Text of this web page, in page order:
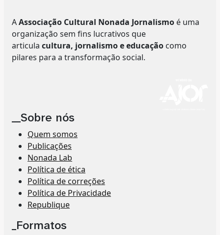
AAssociação Cultural Nonada Jornalismo é uma
organização sem fins lucrativos que
articula cultura, jornalismo e educação como
pilares para a transformação social.
__Sobre nós
Quem somos
Publicações
Nonada Lab
Política de ética
Política de correções
Política de Privacidade
Republique
_Formatos